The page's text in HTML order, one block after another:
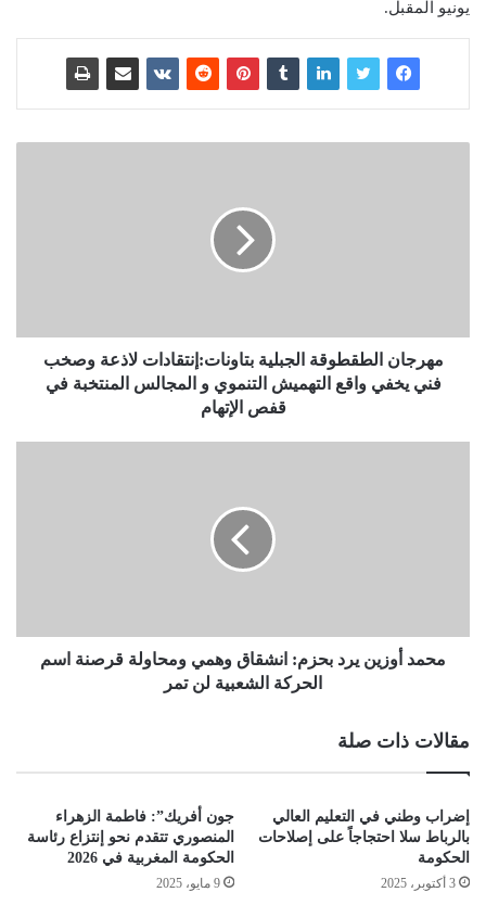
يونيو المقبل.
مهرجان الطقطوقة الجبلية بتاونات:إنتقادات لاذعة وصخب
فني يخفي واقع التهميش التنموي و المجالس المنتخبة في
قفص الإتهام
محمد أوزين يرد بحزم: انشقاق وهمي ومحاولة قرصنة اسم
الحركة الشعبية لن تمر
مقالات ذات صلة
إضراب وطني في التعليم العالي
بالرباط سلا احتجاجاً على إصلاحات
الحكومة
3 أكتوبر، 2025
جون أفريك”: فاطمة الزهراء
المنصوري تتقدم نحو إنتزاع رئاسة
الحكومة المغربية في 2026
9 مايو، 2025